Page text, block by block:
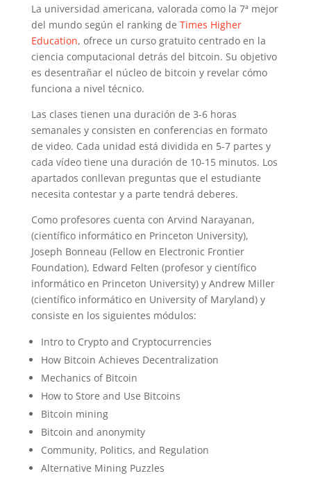
La universidad americana, valorada como la 7ª mejor
del mundo según el ranking de Times Higher
Education, ofrece un curso gratuito centrado en la
ciencia computacional detrás del bitcoin. Su objetivo
es desentrañar el núcleo de bitcoin y revelar cómo
funciona a nivel técnico.
Las clases tienen una duración de 3-6 horas
semanales y consisten en conferencias en formato
de video. Cada unidad está dividida en 5-7 partes y
cada vídeo tiene una duración de 10-15 minutos. Los
apartados conllevan preguntas que el estudiante
necesita contestar y a parte tendrá deberes.
Como profesores cuenta con Arvind Narayanan,
(científico informático en Princeton University),
Joseph Bonneau (Fellow en Electronic Frontier
Foundation), Edward Felten (profesor y científico
informático en Princeton University) y Andrew Miller
(científico informático en University of Maryland) y
consiste en los siguientes módulos:
Intro to Crypto and Cryptocurrencies
How Bitcoin Achieves Decentralization
Mechanics of Bitcoin
How to Store and Use Bitcoins
Bitcoin mining
Bitcoin and anonymity
Community, Politics, and Regulation
Alternative Mining Puzzles